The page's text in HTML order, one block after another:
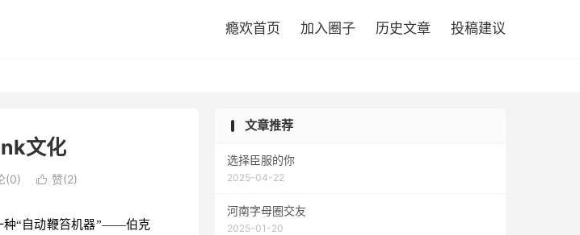
瘾欢首页 加入圈子 历史文章 投稿建议
文化
(0)  赞(2)
种“自动鞭笞机器”——伯克
文章推荐
选择臣服的你
2025-04-22
河南字母圈交友
2025-01-20